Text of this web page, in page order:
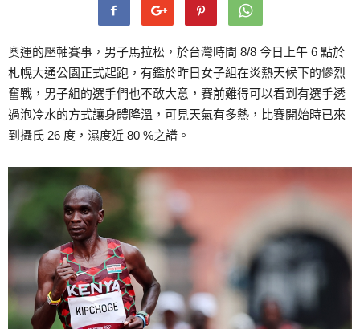
奧運的壓軸賽事，男子馬拉松，於台灣時間 8/8 今日上午 6 點於
札幌大通公園正式起跑，有鑑於昨日女子組在炎熱天候下的慘烈
奮戰，男子組的選手們也不敢大意，賽前難得可以看到有選手透
過泡冷水的方式讓身體降溫，可見天氣有多熱，比賽開始時已來
到攝氏 26 度，濕度近 80 %之譜。